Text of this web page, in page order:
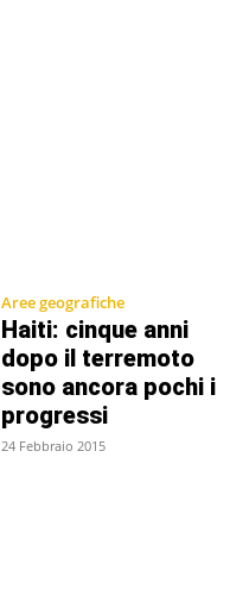
Aree geografiche
Haiti: cinque anni
dopo il terremoto
sono ancora pochi i
progressi
24 Febbraio 2015